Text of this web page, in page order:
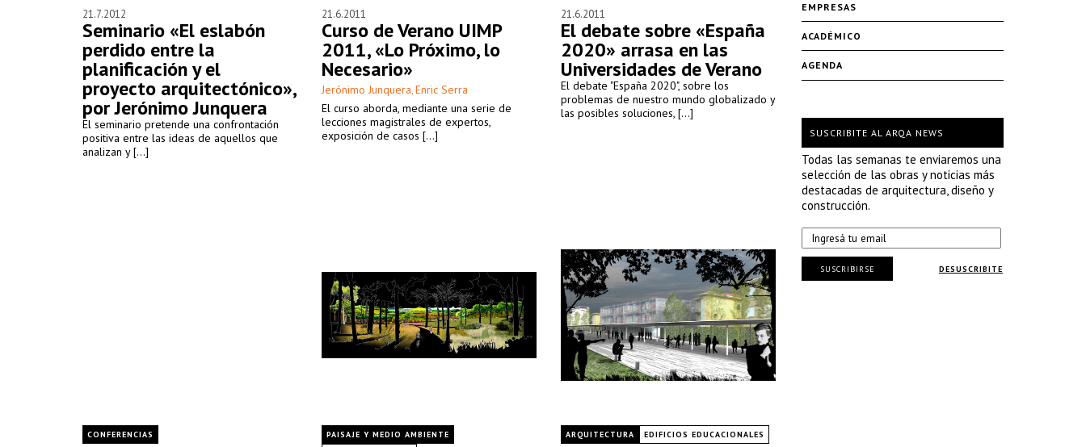
21.7.2012
Seminario «El eslabón
perdido entre la
planificación y el
proyecto arquitectónico»,
por Jerónimo Junquera
El seminario pretende una confrontación
positiva entre las ideas de aquellos que
analizan y [...]
21.6.2011
Curso de Verano UIMP
2011, «Lo Próximo, lo
Necesario»
Jerónimo Junquera, Enric Serra
El curso aborda, mediante una serie de
lecciones magistrales de expertos,
exposición de casos [...]
21.6.2011
El debate sobre «España
2020» arrasa en las
Universidades de Verano
El debate "España 2020", sobre los
problemas de nuestro mundo globalizado y
las posibles soluciones, [...]
CONFERENCIAS
PAISAJE Y MEDIO AMBIENTE
ARQUITECTURA
EDIFICIOS EDUCACIONALES
EMPRESAS
ACADÉMICO
AGENDA
SUSCRIBITE AL ARQA NEWS
Todas las semanas te enviaremos una
selección de las obras y noticias más
destacadas de arquitectura, diseño y
construcción.
DESUSCRIBITE
SUSCRIBIRSE